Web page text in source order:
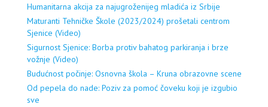
Humanitarna akcija za najugroženijeg mladića iz Srbije
Maturanti Tehničke Škole (2023/2024) prošetali centrom
Sjenice (Video)
Sigurnost Sjenice: Borba protiv bahatog parkiranja i brze
vožnje (Video)
Budućnost počinje: Osnovna škola – Kruna obrazovne scene
Od pepela do nade: Poziv za pomoć čoveku koji je izgubio
sve